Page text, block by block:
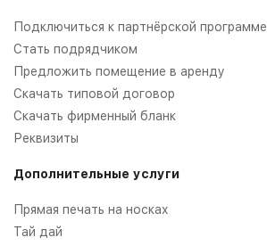
Подключиться к партнёрской программе
Стать подрядчиком
Предложить помещение в аренду
Скачать типовой договор
Скачать фирменный бланк
Реквизиты
Дополнительные услуги
Прямая печать на носках
Тай дай